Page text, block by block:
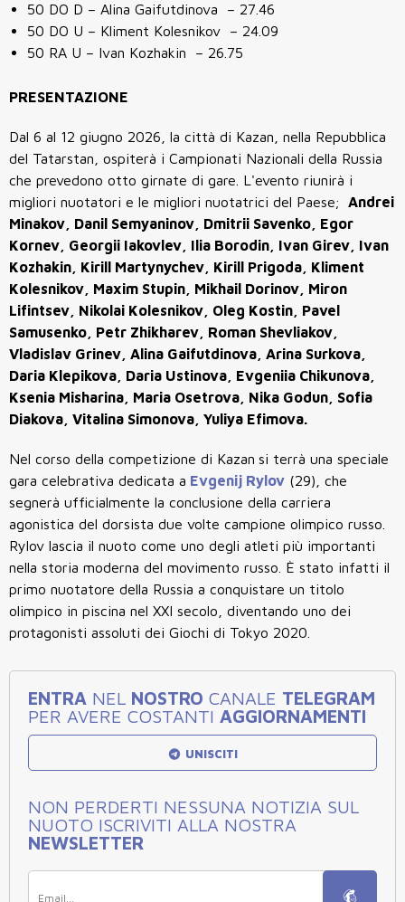
50 DO D – Alina Gaifutdinova – 27.46
50 DO U – Kliment Kolesnikov – 24.09
50 RA U – Ivan Kozhakin – 26.75
PRESENTAZIONE
Dal 6 al 12 giugno 2026, la città di Kazan, nella Repubblica
del Tatarstan, ospiterà i Campionati Nazionali della Russia
che prevedono otto girnate di gare. L'evento riunirà i
migliori nuotatori e le migliori nuotatrici del Paese; Andrei
Minakov, Danil Semyaninov, Dmitrii Savenko, Egor
Kornev, Georgii Iakovlev, Ilia Borodin, Ivan Girev, Ivan
Kozhakin, Kirill Martynychev, Kirill Prigoda, Kliment
Kolesnikov, Maxim Stupin, Mikhail Dorinov, Miron
Lifintsev, Nikolai Kolesnikov, Oleg Kostin, Pavel
Samusenko, Petr Zhikharev, Roman Shevliakov,
Vladislav Grinev, Alina Gaifutdinova, Arina Surkova,
Daria Klepikova, Daria Ustinova, Evgeniia Chikunova,
Ksenia Misharina, Maria Osetrova, Nika Godun, Sofia
Diakova, Vitalina Simonova, Yuliya Efimova.
Nel corso della competizione di Kazan si terrà una speciale
gara celebrativa dedicata a Evgenij Rylov (29), che
segnerà ufficialmente la conclusione della carriera
agonistica del dorsista due volte campione olimpico russo.
Rylov lascia il nuoto come uno degli atleti più importanti
nella storia moderna del movimento russo. È stato infatti il
primo nuotatore della Russia a conquistare un titolo
olimpico in piscina nel XXI secolo, diventando uno dei
protagonisti assoluti dei Giochi di Tokyo 2020.
ENTRA NEL NOSTRO CANALE TELEGRAM
PER AVERE COSTANTI AGGIORNAMENTI
UNISCITI
NON PERDERTI NESSUNA NOTIZIA SUL
NUOTO ISCRIVITI ALLA NOSTRA
NEWSLETTER